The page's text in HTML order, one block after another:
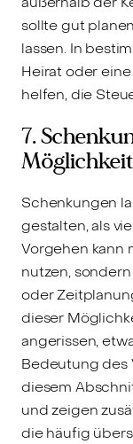
sollte gut
lassen. In
Heirat oder
helfen, die
7.
Schenkungen
gestalten, als
Vorgehen kann
nutzen,
oder
dieser
angerissen,
Bedeutung des
diesem
und zeigen
die häufig